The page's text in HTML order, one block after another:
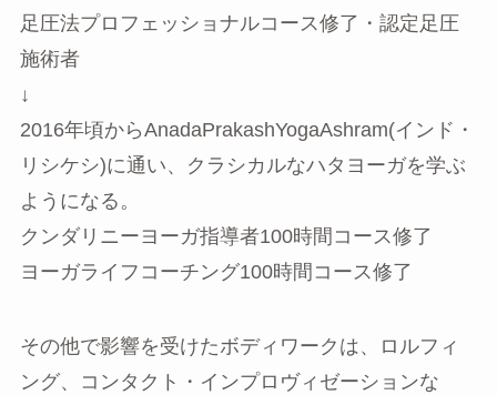
足圧法プロフェッショナルコース修了・認定足圧
施術者
↓
2016年頃からAnadaPrakashYogaAshram(インド・
リシケシ)に通い、クラシカルなハタヨーガを学ぶ
ようになる。
クンダリニーヨーガ指導者100時間コース修了
ヨーガライフコーチング100時間コース修了
その他で影響を受けたボディワークは、ロルフィ
ング、コンタクト・インプロヴィゼーションな